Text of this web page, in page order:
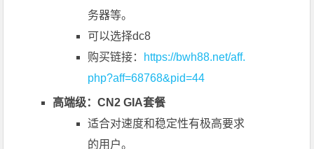
务器等。
可以选择dc8
购买链接： https://bwh88.net/aff.
php?aff=68768&pid=44
高端级：CN2 GIA套餐
适合对速度和稳定性有极高要求
的用户。